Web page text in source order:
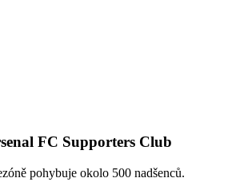
FC Supporters Club
pohybuje okolo 500 nadšenců.